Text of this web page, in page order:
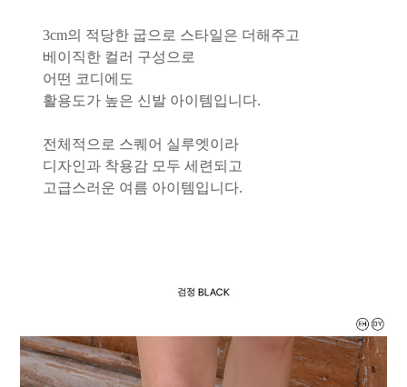
3cm의 적당한 굽으로 스타일은 더해주고
베이직한 컬러 구성으로
어떤 코디에도
활용도가 높은 신발 아이템입니다.
전체적으로 스퀘어 실루엣이라
디자인과 착용감 모두 세련되고
고급스러운 여름 아이템입니다.